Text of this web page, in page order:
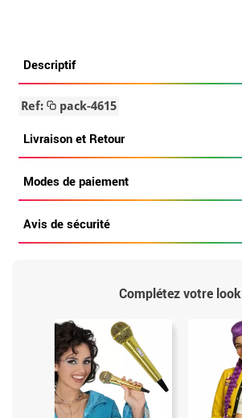
Descriptif
Ref: pack-4615
Livraison et Retour
Modes de paiement
Avis de sécurité
Complétez votre look